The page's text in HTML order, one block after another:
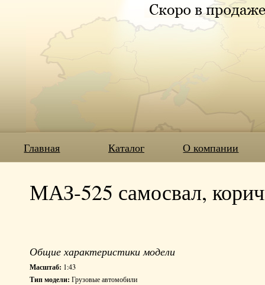
Главная Каталог О компании
МАЗ-525 самосвал,
Общие характеристики модели
Масштаб: 1:43
Тип модели: Грузовые автомобили